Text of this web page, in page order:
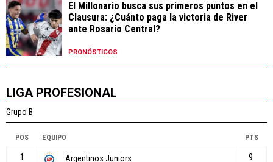
El Millonario busca sus primeros puntos en el
Clausura: ¿Cuánto paga la victoria de River
ante Rosario Central?
PRONÓSTICOS
LIGA PROFESIONAL